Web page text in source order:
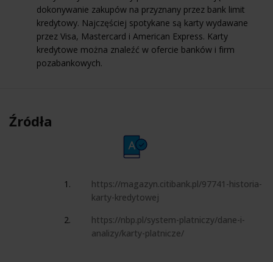
dokonywanie zakupów na przyznany przez bank limit
kredytowy. Najczęściej spotykane są karty wydawane
przez Visa, Mastercard i American Express. Karty
kredytowe można znaleźć w ofercie banków i firm
pozabankowych.
Źródła
https://magazyn.citibank.pl/97741-historia-
karty-kredytowej
https://nbp.pl/system-platniczy/dane-i-
analizy/karty-platnicze/